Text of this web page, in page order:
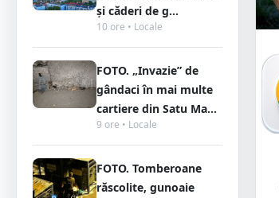
și căderi de g...
10 ore • Locale
FOTO. „Invazie” de
gândaci în mai multe
cartiere din Satu Ma...
9 ore • Locale
FOTO. Tomberoane
răscolite, gunoaie